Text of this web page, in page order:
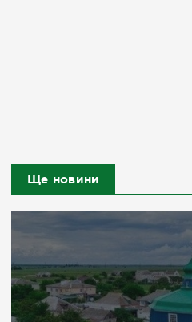
Ще новини